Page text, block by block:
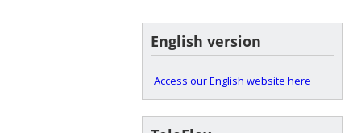
English version
Access our English website here